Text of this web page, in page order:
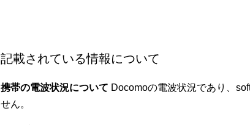
記載されている情報について
携帯の電波状況について Docomoの電波状況であり、
せん。